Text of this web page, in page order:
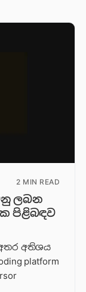
2 MIN READ
ලබන
එක පිළිබඳව
අතිශය
platform